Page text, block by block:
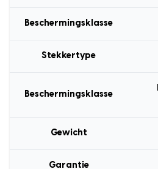
Beschermingsklasse
Stekkertype
Beschermingsklasse
Gewicht
Garantie